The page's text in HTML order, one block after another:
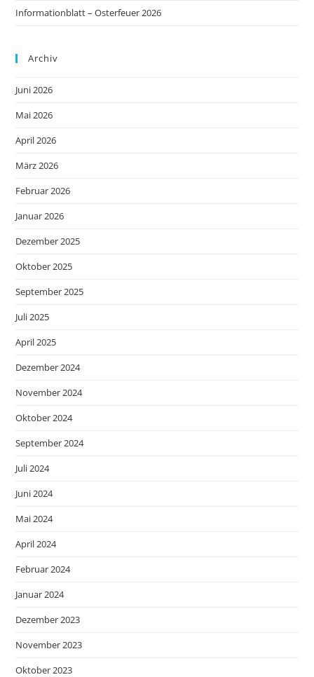
Informationblatt – Osterfeuer 2026
Archiv
Juni 2026
Mai 2026
April 2026
März 2026
Februar 2026
Januar 2026
Dezember 2025
Oktober 2025
September 2025
Juli 2025
April 2025
Dezember 2024
November 2024
Oktober 2024
September 2024
Juli 2024
Juni 2024
Mai 2024
April 2024
Februar 2024
Januar 2024
Dezember 2023
November 2023
Oktober 2023